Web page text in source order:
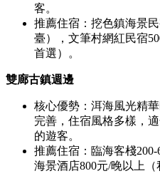
客。
推薦住宿：挖色鎮海景
臺），文筆村網紅民宿
首選）。
雙廊古鎮週邊
核心優勢：洱海風光精
完善，住宿風格多樣，
的遊客。
推薦住宿：臨海客棧
海景酒店800元/晚以上（